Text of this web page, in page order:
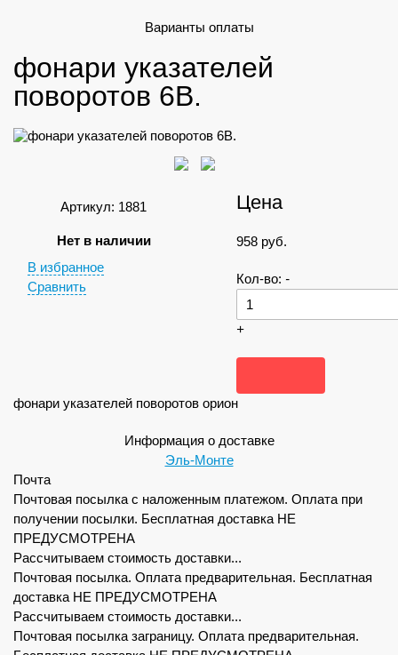
Варианты оплаты
фонари указателей
поворотов 6В.
Артикул: 1881
Нет в наличии
В избранное
Сравнить
Цена
958 руб.
Кол-во: -
+
фонари указателей поворотов орион
Информация о доставке
Эль-Монте
Почта
Почтовая посылка с наложенным платежом. Оплата при
получении посылки. Бесплатная доставка НЕ
ПРЕДУСМОТРЕНА
Рассчитываем стоимость доставки...
Почтовая посылка. Оплата предварительная. Бесплатная
доставка НЕ ПРЕДУСМОТРЕНА
Рассчитываем стоимость доставки...
Почтовая посылка заграницу. Оплата предварительная.